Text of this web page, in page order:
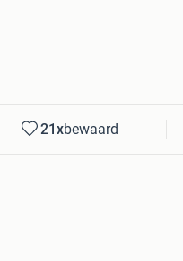
21xbewaard